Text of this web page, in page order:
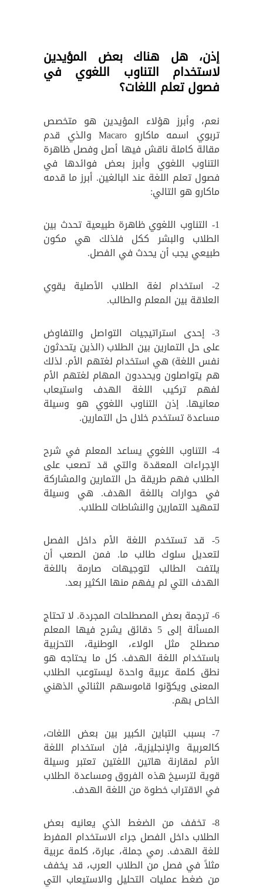
إذن، هل هناك بعض المؤيدين
لاستخدام التناوب اللغوي في
فصول تعلم اللغات؟
نعم، وأبرز هؤلاء المؤيدين هو متخصص
تربوي اسمه ماكارو Macaro والذي قدم
مقالة كاملة ناقش فيها أصل وفصل ظاهرة
التناوب اللغوي وأبرز بعض فوائدها في
فصول تعلم اللغة عند البالغين. أبرز ما قدمه
ماكارو هو التالي:
1- التناوب اللغوي ظاهرة طبيعية تحدث بين
الطلاب والبشر ككل فلذلك هي مكون
طبيعي يجب أن يحدث في الفصل.
2- استخدام لغة الطلاب الأصلية يقوي
العلاقة بين المعلم والطالب.
3- إحدى استراتيجيات التواصل والتفاوض
على حل التمارين بين الطلاب (الذين يتحدثون
نفس اللغة) هي استخدام لغتهم الأم. لذلك
هم يتواصلون ويحددون المهام لغتهم الأم
لفهم تركيب اللغة الهدف واستيعاب
معانيها. إذن التناوب اللغوي هو وسيلة
مساعدة تستخدم خلال حل التمارين.
4- التناوب اللغوي يساعد المعلم في شرح
الإجراءات المعقدة والتي قد تصعب على
الطلاب فهم طريقة حل التمارين والمشاركة
في حوارات باللغة الهدف. هي وسيلة
لتمهيد التمارين والنشاطات للطلاب.
5- قد تستخدم اللغة الأم داخل الفصل
لتعديل سلوك طالب ما. فمن الصعب أن
يلتفت الطالب لتوجيهات صارمة باللغة
الهدف التي لم يفهم منها الكثير بعد.
6- ترجمة بعض المصطلحات المجردة. لا تحتاج
المسألة إلى 5 دقائق يشرح فيها المعلم
مصطلح مثل الولاء، الوطنية، التحزبية
باستخدام اللغة الهدف. كل ما يحتاجه هو
نطق كلمة عربية واحدة ليستوعب الطلاب
المعنى ويكوّنوا قاموسهم الثنائي الذهني
الخاص بهم.
7- بسبب التباين الكبير بين بعض اللغات،
كالعربية والإنجليزية، فإن استخدام اللغة
الأم لمقارنة هاتين اللغتين تعتبر وسيلة
قوية لترسيخ هذه الفروق ومساعدة الطلاب
في الاقتراب خطوة من اللغة الهدف.
8- تخفف من الضغط الذي يعانيه بعض
الطلاب داخل الفصل جراء الاستخدام المفرط
للغة الهدف. رمي جملة، عبارة، كلمة عربية
مثلاً في فصل من الطلاب العرب، قد يخفف
من ضغط عمليات التحليل والاستيعاب التي